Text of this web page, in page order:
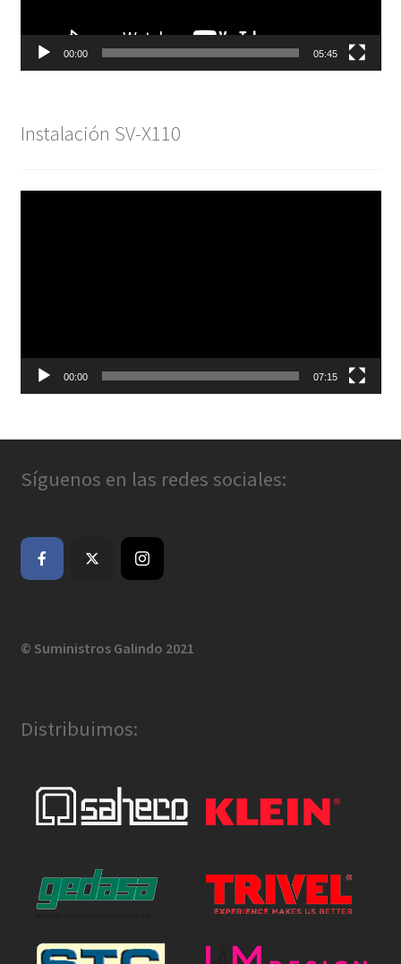
00:00 05:45
Instalación SV-X110
00:00 07:15
Síguenos en las redes sociales:
© Suministros Galindo 2021
Distribuimos: